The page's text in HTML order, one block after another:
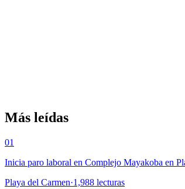
Más leídas
01
Inicia paro laboral en Complejo Mayakoba en
Playa del Carmen·1,988 lecturas